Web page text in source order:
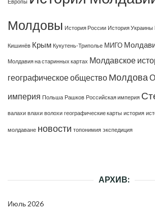
Молдовы История России История Украины
Кишинёв Крым Кукутень-Триполье МИГО
Молдавия на старинных картах Молдавское
географическое общество Молдова
империя Польша Рашков Российская империя
валахи влахи волохи географические карты история
молдаване новости топонимия экспедиция
АРХИВ:
Июль 2026